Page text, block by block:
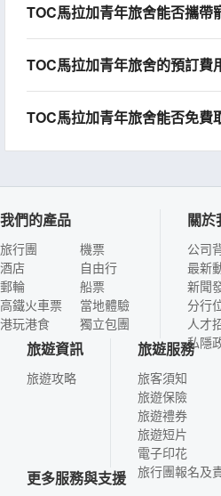
TOC馬拉加青年旅舍能否攜帶
TOC馬拉加青年旅舍的預訂費
TOC馬拉加青年旅舍能否免費
我們的產品
旅行團
酒店
郵輪
高鐵火車票
港玩港食
機票
自由行
船票
當地體驗
獨立包團
關於
公司
最新
新聞
分行
人才
私隱
旅遊資訊
旅遊攻略
旅遊服務
旅客須知
旅遊保險
旅遊禮券
旅遊短片
電子印花
旅行團報名及
更多服務與支援